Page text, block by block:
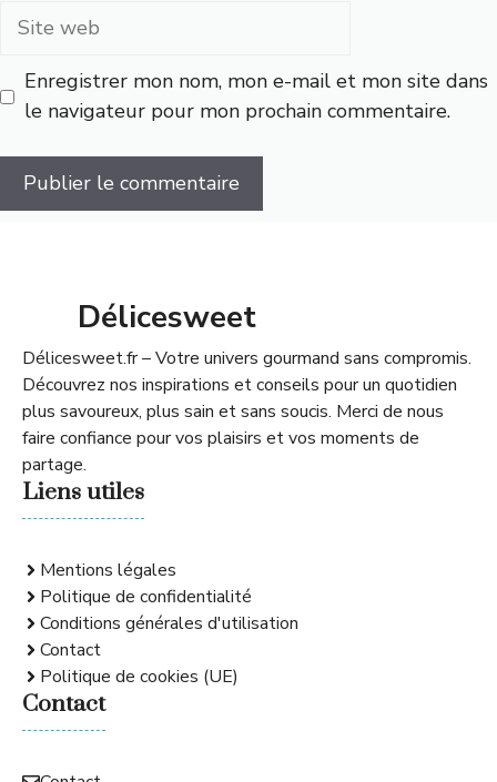
Site
Enregistrer mon nom, mon e-mail et mon site dans
le navigateur pour mon prochain commentaire.
Délicesweet
Délicesweet.fr – Votre univers gourmand sans compromis.
Découvrez nos inspirations et conseils pour un quotidien
plus savoureux, plus sain et sans soucis. Merci de nous
faire confiance pour vos plaisirs et vos moments de
partage.
Liens utiles
Mentions légales
Politique de confidentialité
Conditions générales d'utilisation
Contact
Politique de cookies (UE)
Contact